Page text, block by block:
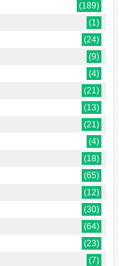
(189)
(1)
(24)
(9)
(4)
(21)
(13)
(21)
(4)
(18)
(65)
(12)
(30)
(64)
(23)
(7)